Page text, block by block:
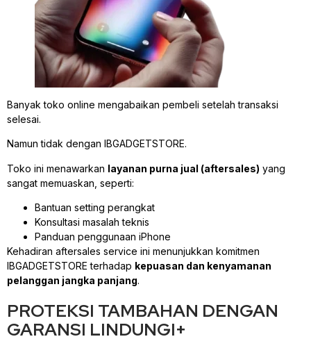
Banyak toko online mengabaikan pembeli setelah transaksi
selesai.
Namun tidak dengan IBGADGETSTORE.
Toko ini menawarkan layanan purna jual (aftersales) yang
sangat memuaskan, seperti:
Bantuan setting perangkat
Konsultasi masalah teknis
Panduan penggunaan iPhone
Kehadiran aftersales service ini menunjukkan komitmen
IBGADGETSTORE terhadap kepuasan dan kenyamanan
pelanggan jangka panjang.
PROTEKSI TAMBAHAN DENGAN
GARANSI LINDUNGI+